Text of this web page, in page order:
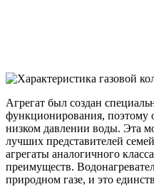
Агрегат был создан
функционирования, поэтому
низком давлении воды. Эта
лучших представителей
агрегаты аналогичного
преимуществ.
природном газе, и это